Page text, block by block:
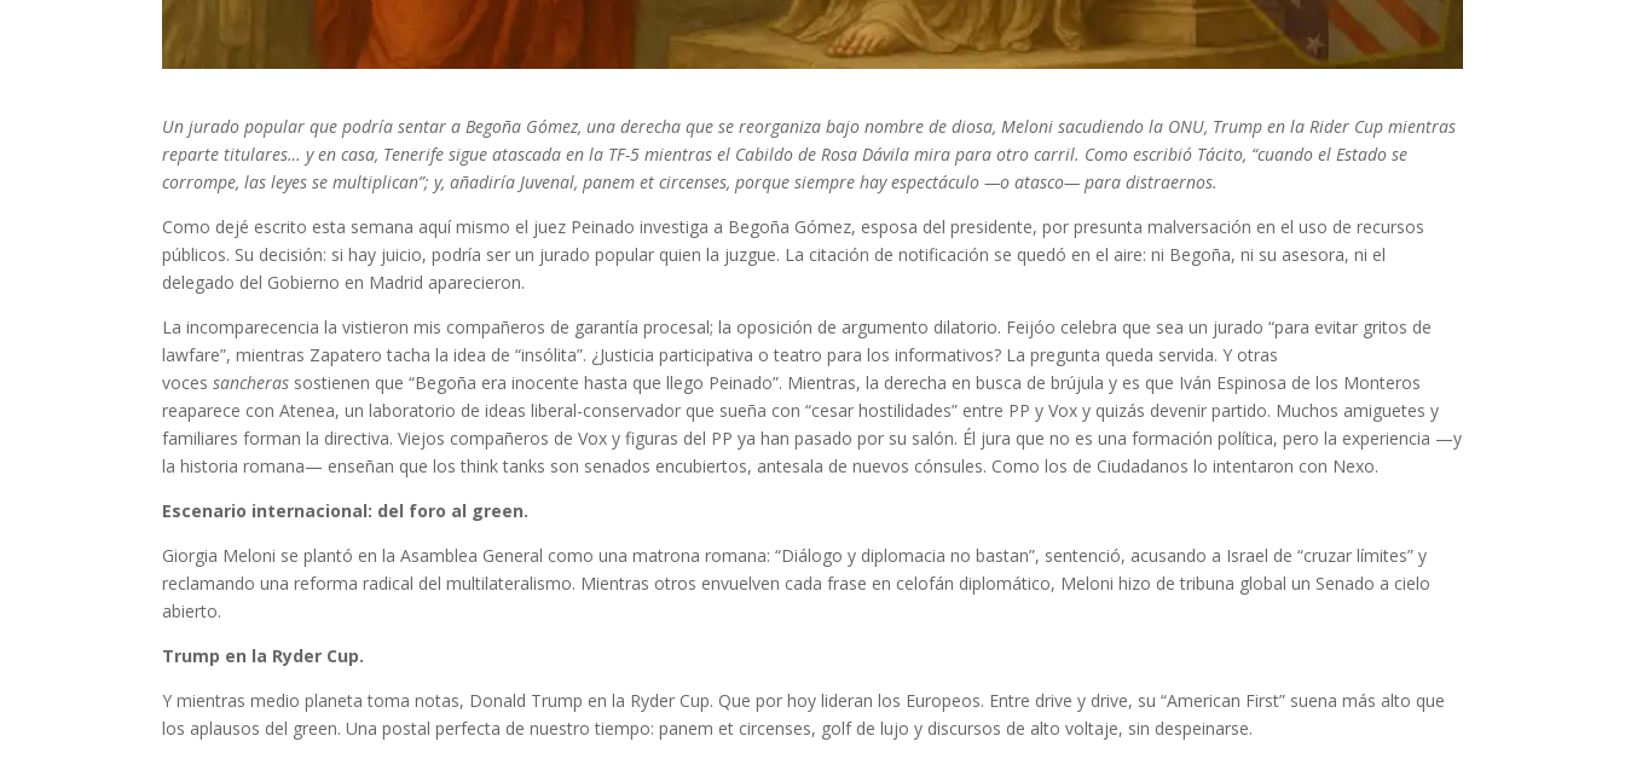
Un jurado popular que podría sentar a Begoña Gómez, una derecha que se reorganiza bajo nombre de diosa, Meloni sacudiendo la ONU, Trump en la Rider Cup mientras
reparte titulares… y en casa, Tenerife sigue atascada en la TF-5 mientras el Cabildo de Rosa Dávila mira para otro carril. Como escribió Tácito, “cuando el Estado se
corrompe, las leyes se multiplican”; y, añadiría Juvenal, panem et circenses, porque siempre hay espectáculo —o atasco— para distraernos.
Como dejé escrito esta semana aquí mismo el juez Peinado investiga a Begoña Gómez, esposa del presidente, por presunta malversación en el uso de recursos
públicos. Su decisión: si hay juicio, podría ser un jurado popular quien la juzgue. La citación de notificación se quedó en el aire: ni Begoña, ni su asesora, ni el
delegado del Gobierno en Madrid aparecieron.
La incomparecencia la vistieron mis compañeros de garantía procesal; la oposición de argumento dilatorio. Feijóo celebra que sea un jurado “para evitar gritos de
lawfare”, mientras Zapatero tacha la idea de “insólita”. ¿Justicia participativa o teatro para los informativos? La pregunta queda servida. Y otras
vocessancheras sostienen que “Begoña era inocente hasta que llego Peinado”. Mientras, la derecha en busca de brújula y es que Iván Espinosa de los Monteros
reaparece con Atenea, un laboratorio de ideas liberal-conservador que sueña con “cesar hostilidades” entre PP y Vox y quizás devenir partido. Muchos amiguetes y
familiares forman la directiva. Viejos compañeros de Vox y figuras del PP ya han pasado por su salón. Él jura que no es una formación política, pero la experiencia —y
la historia romana— enseñan que los think tanks son senados encubiertos, antesala de nuevos cónsules. Como los de Ciudadanos lo intentaron con Nexo.
Escenario internacional: del foro al green.
Giorgia Meloni se plantó en la Asamblea General como una matrona romana: “Diálogo y diplomacia no bastan”, sentenció, acusando a Israel de “cruzar límites” y
reclamando una reforma radical del multilateralismo. Mientras otros envuelven cada frase en celofán diplomático, Meloni hizo de tribuna global un Senado a cielo
abierto.
Trump en la Ryder Cup.
Y mientras medio planeta toma notas, Donald Trump en la Ryder Cup. Que por hoy lideran los Europeos. Entre drive y drive, su “American First” suena más alto que
los aplausos del green. Una postal perfecta de nuestro tiempo: panem et circenses, golf de lujo y discursos de alto voltaje, sin despeinarse.